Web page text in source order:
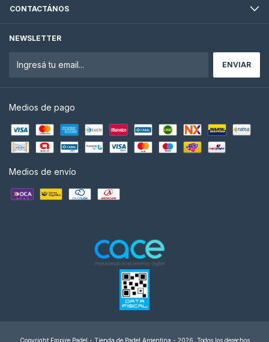
CONTACTÁNOS
NEWSLETTER
Medios de pago
Medios de envío
Copyright Empire Padel - Tienda de Padel Argentina - 2026. Todos los derechos